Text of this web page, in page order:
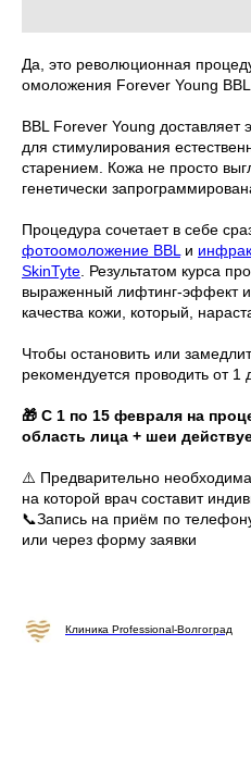
Да, это революционная
омоложения Forever Young
BBL Forever Young доставляет
для стимулирования
старением. Кожа не просто
генетически
Процедура сочетает в себе
фотоомоложение BBL и
SkinTyte . Результатом курса
выраженный лифтинг-эффект
качества кожи, который,
Чтобы остановить или
рекомендуется проводить от 1
🎁 С 1 по 15 февраля на
область лица + шеи
⚠️ Предварительно необходима
на которой врач составит
📞Запись на приём по
или через форму заявки
Клиника Professional-Волгоград